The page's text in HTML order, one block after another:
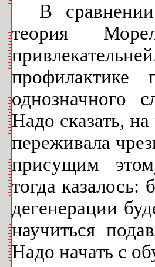
В
теория
однозначного
Надо сказать,
переживала
присущим
тогда казалось:
дегенерации
научиться
Надо начать с